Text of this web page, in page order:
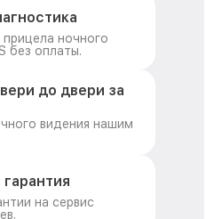
ночного
без оплаты.
до двери за
видения нашим
на сервис